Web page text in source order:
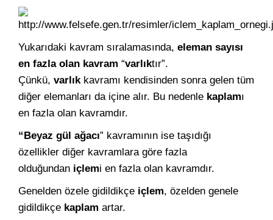
Yukarıdaki kavram sıralamasında, eleman sayısı
en fazla olan kavram “varlıktır”.
Çünkü, varlıkkavramı kendisinden sonra gelen tüm
diğer elemanları da içine alır. Bu nedenle kaplamı
en fazla olan kavramdır.
“Beyaz gül ağacı” kavramının ise taşıdığı
özellikler diğer kavramlara göre fazla
olduğundan içlemi en fazla olan kavramdır.
Genelden özele gidildikçe içlem, özelden genele
gidildikçe kaplam artar.